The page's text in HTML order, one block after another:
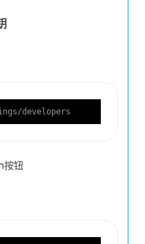
developers
按钮